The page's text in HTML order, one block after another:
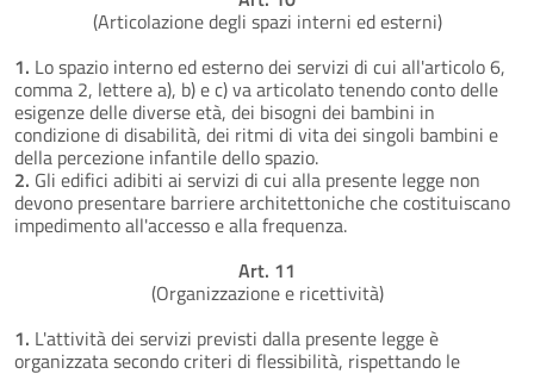
(Articolazione degli spazi interni ed esterni)
1. Lo spazio interno ed esterno dei servizi di cui all'articolo 6,
comma 2, lettere a), b) e c) va articolato tenendo conto delle
esigenze delle diverse età, dei bisogni dei bambini in
condizione di disabilità, dei ritmi di vita dei singoli bambini e
della percezione infantile dello spazio.
2. Gli edifici adibiti ai servizi di cui alla presente legge non
devono presentare barriere architettoniche che costituiscano
impedimento all'accesso e alla frequenza.
Art. 11
(Organizzazione e ricettività)
1. L'attività dei servizi previsti dalla presente legge è
organizzata secondo criteri di flessibilità, rispettando le